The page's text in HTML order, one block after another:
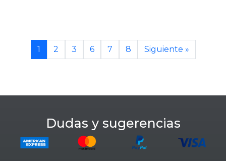
1 2 3 6 7 8 Siguiente »
Dudas y sugerencias